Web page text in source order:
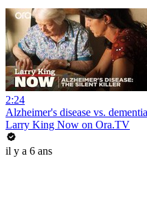
2:24
Alzheimer's disease vs.
Larry King Now on Ora.TV
il y a 6 ans